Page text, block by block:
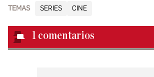
TEMAS SERIES CINE
1 comentarios